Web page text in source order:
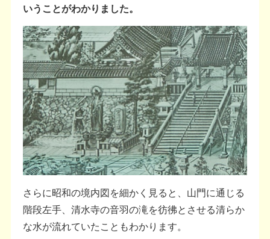
いうことがわかりました。
さらに昭和の境内図を細かく見ると、山門に通じる
階段左手、清水寺の音羽の滝を彷彿とさせる清らか
な水が流れていたこともわかります。